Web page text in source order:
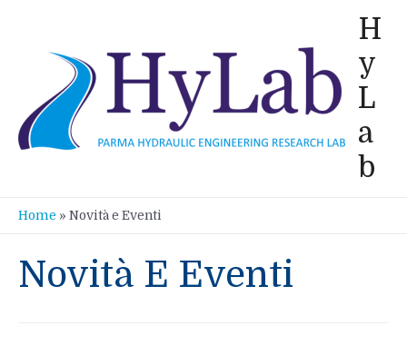
contenuto
H
y
L
a
b
Home » Novità e Eventi
Novità E Eventi